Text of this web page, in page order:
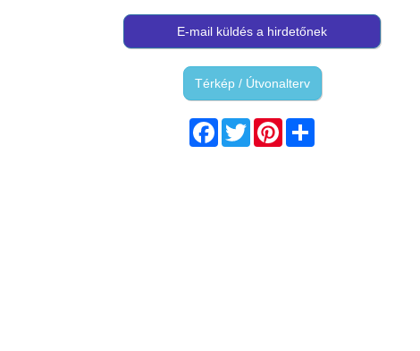
E-mail küldés a hirdetőnek
Térkép / Útvonalterv
Facebook
TwitterPinterest